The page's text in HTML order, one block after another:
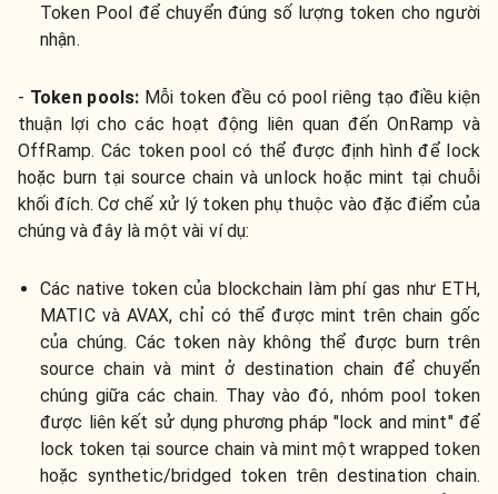
Token Pool để chuyển đúng số lượng token cho người
nhận.
- Token pools: Mỗi token đều có pool riêng tạo điều kiện
thuận lợi cho các hoạt động liên quan đến OnRamp và
OffRamp. Các token pool có thể được định hình để lock
hoặc burn tại source chain và unlock hoặc mint tại chuỗi
khối đích. Cơ chế xử lý token phụ thuộc vào đặc điểm của
chúng và đây là một vài ví dụ:
Các native token của blockchain làm phí gas như ETH,
MATIC và AVAX, chỉ có thể được mint trên chain gốc
của chúng. Các token này không thể được burn trên
source chain và mint ở destination chain để chuyển
chúng giữa các chain. Thay vào đó, nhóm pool token
được liên kết sử dụng phương pháp "lock and mint" để
lock token tại source chain và mint một wrapped token
hoặc synthetic/bridged token trên destination chain.